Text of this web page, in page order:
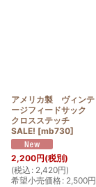
アメリカ製 ヴィンテ
ージフィードサック
クロスステッチ
SALE! [mb730]
2,200円(税別)
(税込 : 2,420円)
希望小売価格: 2,500円